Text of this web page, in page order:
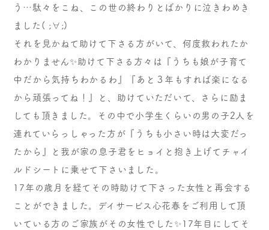
う…駄々をこね、この世の終わりとばかりに泣きわめき
ました( ;∀;)
それを見かねて助けて下さる方がいて、何度救われたか
わかりません✨助けて下さる方々は『うちも娘が子育て
中だから気持ちわかるわ』『あと３年もすれば楽になる
から頑張ってね！』と、助けていただいて、さらに励ま
しても頂きました。その中で小学生くらいの男の子2人を
連れていらっしゃった方が『うちも小さい時は大変だっ
たから』と我が家の息子君をヒョイと抱き上げてチャイ
ルドシートに乗せて下さいました。
17年の歳月を経てその時助けて下さった女性と再会する
ことができました。デイサービス心花春をご利用して頂
いている方のご家族がその女性でした✨17年目にしてそ